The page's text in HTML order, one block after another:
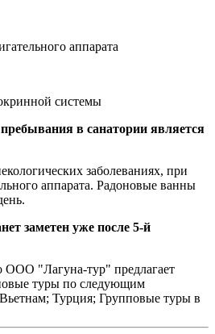
аппарата
системы
в санатории является
заболеваниях, при
аппарата. Радоновые ванны
заметен уже после 5-й
ООО "Лагуна-тур" предлагает
туры по следующим
Турция; Групповые туры в